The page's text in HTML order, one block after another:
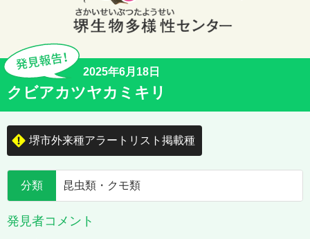
2025年6月18日
クビアカツヤカミキリ
堺市外来種アラートリスト掲載種
分類 昆虫類・クモ類
発見者コメント